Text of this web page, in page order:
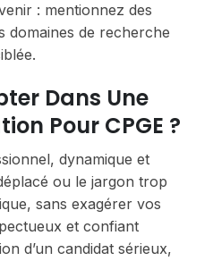
: mentionnez des
domaines de recherche
Dans Une
Pour CPGE ?
dynamique et
ou le jargon trop
sans exagérer vos
et confiant
d’un candidat sérieux,